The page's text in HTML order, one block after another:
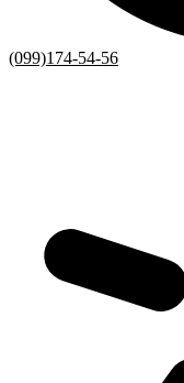
(099)174-54-56